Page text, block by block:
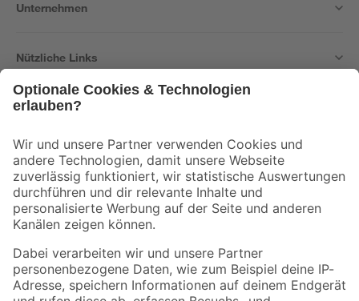
Unternehmen
Nützliche Links
Der toom Newsletter: Keine Angebote und Aktionen mehr verpassen!
Zur Newsletter Anmeldung
Folge uns
Zahlungsarten Versandarten